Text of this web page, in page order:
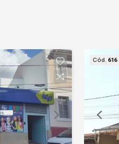
Cód. 616